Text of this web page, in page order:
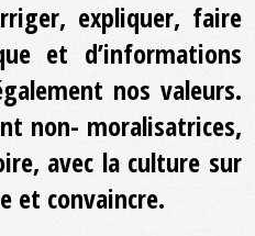
expliquer, faire
et d’informations
nos valeurs.
non- moralisatrices,
avec la culture sur
et convaincre.